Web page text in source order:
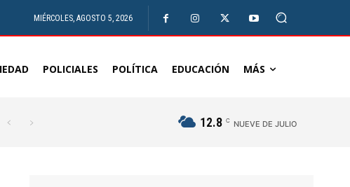
MIÉRCOLES, AGOSTO 5, 2026
POLICIALES POLÍTICA EDUCACIÓN MÁS
12.8 C NUEVE DE JULIO